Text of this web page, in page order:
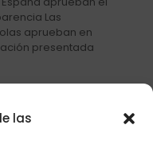
las
Las
aprueban en
presentada